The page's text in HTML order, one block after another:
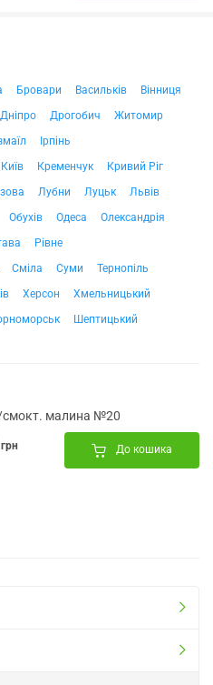
Бровари Васильків
Вінниця
Дніпро Дрогобич
Житомир
Ірпінь
Київ Кременчук
Кривий Ріг
Лубни Луцьк
Львів
Обухів Одеса
Олександрія
Рівне
Сміла Суми
Тернопіль
Херсон
Хмельницький
Шептицький
смокт. малина №20
грн До кошика